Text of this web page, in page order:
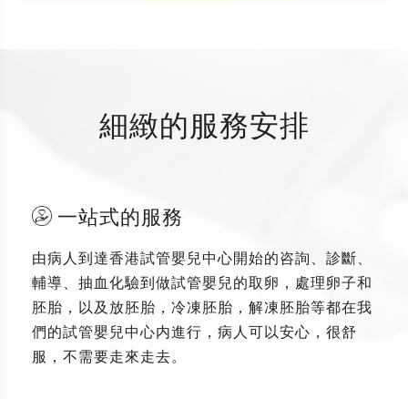
細緻的服務安排
一站式的服務
由病人到達香港試管嬰兒中心開始的咨詢、診斷、
輔導、抽血化驗到做試管嬰兒的取卵，處理卵子和
胚胎，以及放胚胎，冷凍胚胎，解凍胚胎等都在我
們的試管嬰兒中心内進行，病人可以安心，很舒
服，不需要走來走去。